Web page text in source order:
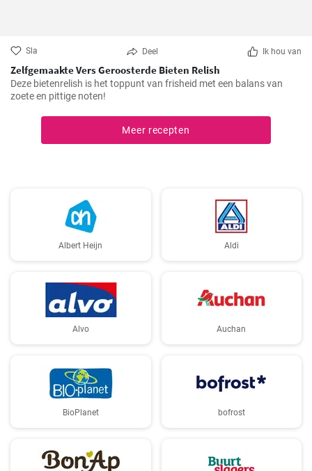
Sla Deel Ik hou van
Zelfgemaakte Vers Geroosterde Bieten Relish
Deze bietenrelish is het toppunt van frisheid met een balans van
zoete en pittige noten!
Meer recepten
Albert Heijn Aldi
Alvo Auchan
BioPlanet bofrost